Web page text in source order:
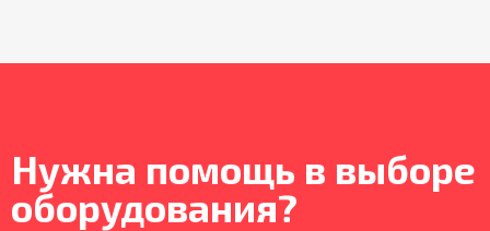
Нужна помощь в выборе
оборудования?